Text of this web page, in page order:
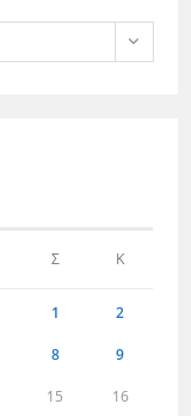
Σ Κ
1 2
8 9
15 16